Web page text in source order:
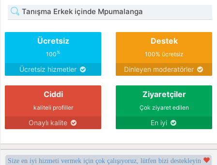
Tanışma Erkek içinde Mpumalanga
Ücretsiz
100%
Ücretsiz hizmetler
Destek
100% ücretsiz
Dinleyen moderatörler
Ciddi
kaliteli profiller
Onaylı kalite
Ziyaretçiler
Çok ziyaret edilen
En iyi
Size en iyi hizmeti vermek için çok çalışıyoruz, lütfen bizi destekleyin